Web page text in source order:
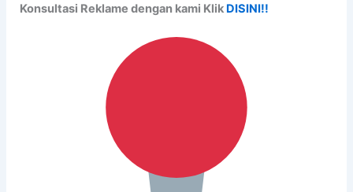
Konsultasi Reklame dengan kami Klik DISINI!!